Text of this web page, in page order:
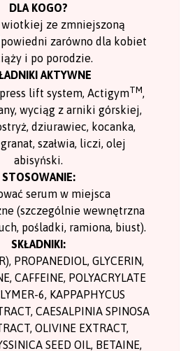
DLA KOGO?
wiotkiej ze zmniejszoną
zarówno dla kobiet
i po porodzie.
AKTYWNE
lift system, ActigymTM,
wyciąg z arniki górskiej,
dziurawiec, kocanka,
szałwia, liczi, olej
abisyński.
STOSOWANIE:
serum w miejsca
(szczególnie wewnętrzna
pośladki, ramiona, biust).
SKŁADNIKI:
PROPANEDIOL, GLYCERIN,
CAFFEINE, POLYACRYLATE
6, KAPPAPHYCUS
CAESALPINIA SPINOSA
OLIVINE EXTRACT,
SEED OIL, BETAINE,